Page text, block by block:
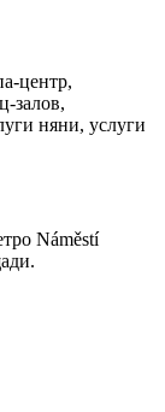
центр,
залов,
няни, услуги
Náměstí